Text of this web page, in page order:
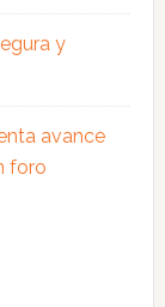
y
avance
foro